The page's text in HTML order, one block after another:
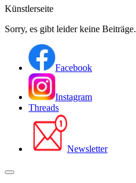
Künstlerseite
Sorry, es gibt leider keine Beiträge.
Facebook
Instagram
Threads
Newsletter